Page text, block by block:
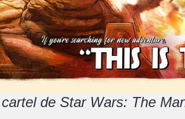
de Star Wars: The